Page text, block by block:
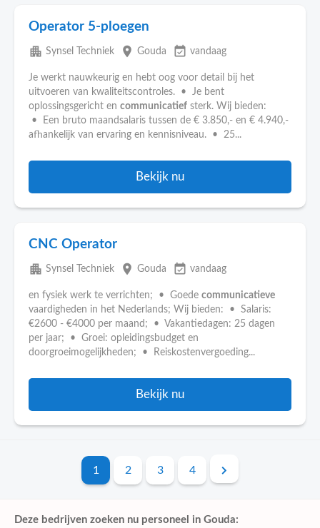
Operator 5-ploegen
apartment Synsel Techniek place Gouda event_available vandaag
Je werkt nauwkeurig en hebt oog voor detail bij het
uitvoeren van kwaliteitscontroles. • Je bent
oplossingsgericht en communicatief sterk. Wij bieden:
• Een bruto maandsalaris tussen de € 3.850,- en € 4.940,-
afhankelijk van ervaring en kennisniveau. • 25...
Bekijk nu
CNC Operator
apartment Synsel Techniek place Gouda event_available vandaag
en fysiek werk te verrichten; • Goede communicatieve
vaardigheden in het Nederlands; Wij bieden: • Salaris:
€2600 - €4000 per maand; • Vakantiedagen: 25 dagen
per jaar; • Groei: opleidingsbudget en
doorgroeimogelijkheden; • Reiskostenvergoeding...
Bekijk nu
1 2 3 4
Deze bedrijven zoeken nu personeel in Gouda: